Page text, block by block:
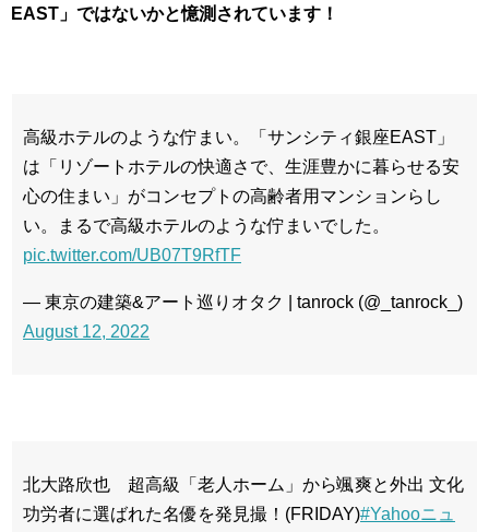
EAST」ではないかと憶測されています！
高級ホテルのような佇まい。「サンシティ銀座EAST」
は「リゾートホテルの快適さで、生涯豊かに暮らせる安
心の住まい」がコンセプトの高齢者用マンションらし
い。まるで高級ホテルのような佇まいでした。
pic.twitter.com/UB07T9RfTF
— 東京の建築&アート巡りオタク | tanrock (@_tanrock_)
August 12, 2022
北大路欣也 超高級「老人ホーム」から颯爽と外出 文化
功労者に選ばれた名優を発見撮！(FRIDAY)#Yahooニュ